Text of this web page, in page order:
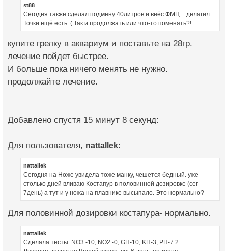
st88
Сегодня также сделал подмену 40литров и внёс ФМЦ + делагил.
Точки ещё есть. ( Так и продолжать или что-то поменять?!
купите грелку в аквариум и поставьте на 28гр.
лечение пойдет быстрее.
И больше пока ничего менять не нужно.
продолжайте лечение.
Добавлено спустя 15 минут 8 секунд:
Для пользователя, nattallek:
nattallek
Сегодня на Ноже увидела тоже манку, чешется бедный. уже
столько дней вливаю Костапур в половинной дозировке (сег
7день) а тут и у ножа на плавнике высыпало. Это нормально?
Для половинной дозировки костапура- нормально.
nattallek
Сделала тесты: NO3 -10, NO2 -0, GH-10, KH-3, PH-7.2